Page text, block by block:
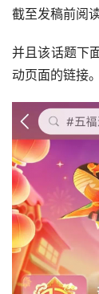
截至发稿前阅
并且该话题下
动页面的链接。